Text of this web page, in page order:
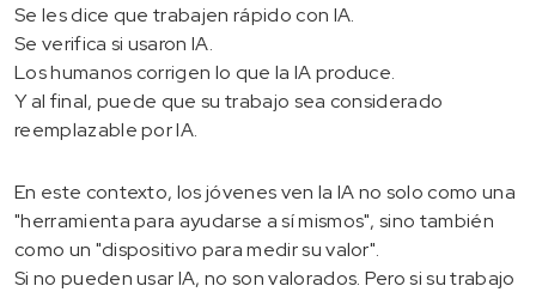
Se les dice que trabajen rápido con IA.
Se verifica si usaron IA.
Los humanos corrigen lo que la IA produce.
Y al final, puede que su trabajo sea considerado
reemplazable por IA.
En este contexto, los jóvenes ven la IA no solo como una
"herramienta para ayudarse a sí mismos", sino también
como un "dispositivo para medir su valor".
Si no pueden usar IA, no son valorados. Pero si su trabajo